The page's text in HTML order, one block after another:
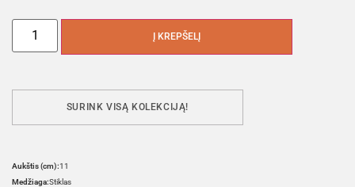
Į KREPŠELĮ
SURINK VISĄ KOLEKCIJĄ!
Aukštis (cm):11
Medžiaga:Stiklas